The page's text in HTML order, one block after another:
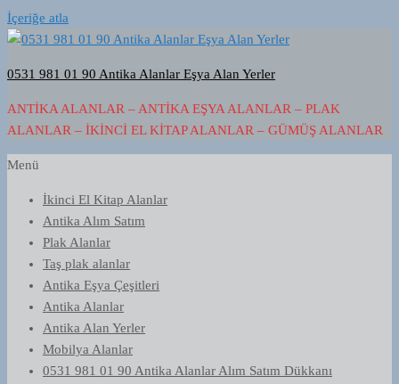
İçeriğe atla
0531 981 01 90 Antika Alanlar Eşya Alan Yerler
ANTIKA ALANLAR – ANTIKA EŞYA ALANLAR – PLAK
ALANLAR – İKINCI EL KITAP ALANLAR – GÜMÜŞ ALANLAR
Menü
İkinci El Kitap Alanlar
Antika Alım Satım
Plak Alanlar
Taş plak alanlar
Antika Eşya Çeşitleri
Antika Alanlar
Antika Alan Yerler
Mobilya Alanlar
0531 981 01 90 Antika Alanlar Alım Satım Dükkanı